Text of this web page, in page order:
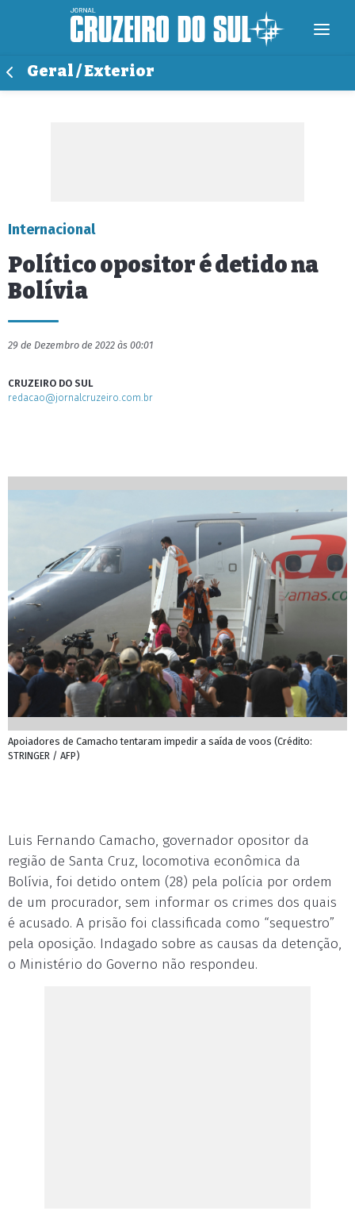
Geral / Exterior
Internacional
Político opositor é detido na
Bolívia
29 de Dezembro de 2022 às 00:01
CRUZEIRO DO SUL
redacao@jornalcruzeiro.com.br
Apoiadores de Camacho tentaram impedir a saída de voos (Crédito:
STRINGER / AFP)
Luis Fernando Camacho, governador opositor da
região de Santa Cruz, locomotiva econômica da
Bolívia, foi detido ontem (28) pela polícia por ordem
de um procurador, sem informar os crimes dos quais
é acusado. A prisão foi classificada como “sequestro”
pela oposição. Indagado sobre as causas da detenção,
o Ministério do Governo não respondeu.